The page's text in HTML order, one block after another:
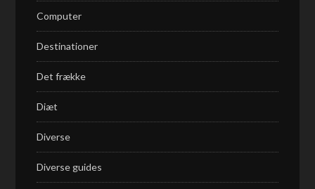
Computer
Destinationer
Det frække
Diæt
Diverse
Diverse guides